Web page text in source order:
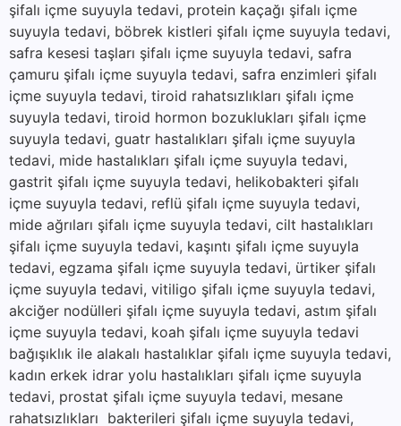
şifalı içme suyuyla tedavi, protein kaçağı şifalı içme
suyuyla tedavi, böbrek kistleri şifalı içme suyuyla tedavi,
safra kesesi taşları şifalı içme suyuyla tedavi, safra
çamuru şifalı içme suyuyla tedavi, safra enzimleri şifalı
içme suyuyla tedavi, tiroid rahatsızlıkları şifalı içme
suyuyla tedavi, tiroid hormon bozuklukları şifalı içme
suyuyla tedavi, guatr hastalıkları şifalı içme suyuyla
tedavi, mide hastalıkları şifalı içme suyuyla tedavi,
gastrit şifalı içme suyuyla tedavi, helikobakteri şifalı
içme suyuyla tedavi, reflü şifalı içme suyuyla tedavi,
mide ağrıları şifalı içme suyuyla tedavi, cilt hastalıkları
şifalı içme suyuyla tedavi, kaşıntı şifalı içme suyuyla
tedavi, egzama şifalı içme suyuyla tedavi, ürtiker şifalı
içme suyuyla tedavi, vitiligo şifalı içme suyuyla tedavi,
akciğer nodülleri şifalı içme suyuyla tedavi, astım şifalı
içme suyuyla tedavi, koah şifalı içme suyuyla tedavi
bağışıklık ile alakalı hastalıklar şifalı içme suyuyla tedavi,
kadın erkek idrar yolu hastalıkları şifalı içme suyuyla
tedavi, prostat şifalı içme suyuyla tedavi, mesane
rahatsızlıkları bakterileri şifalı içme suyuyla tedavi,